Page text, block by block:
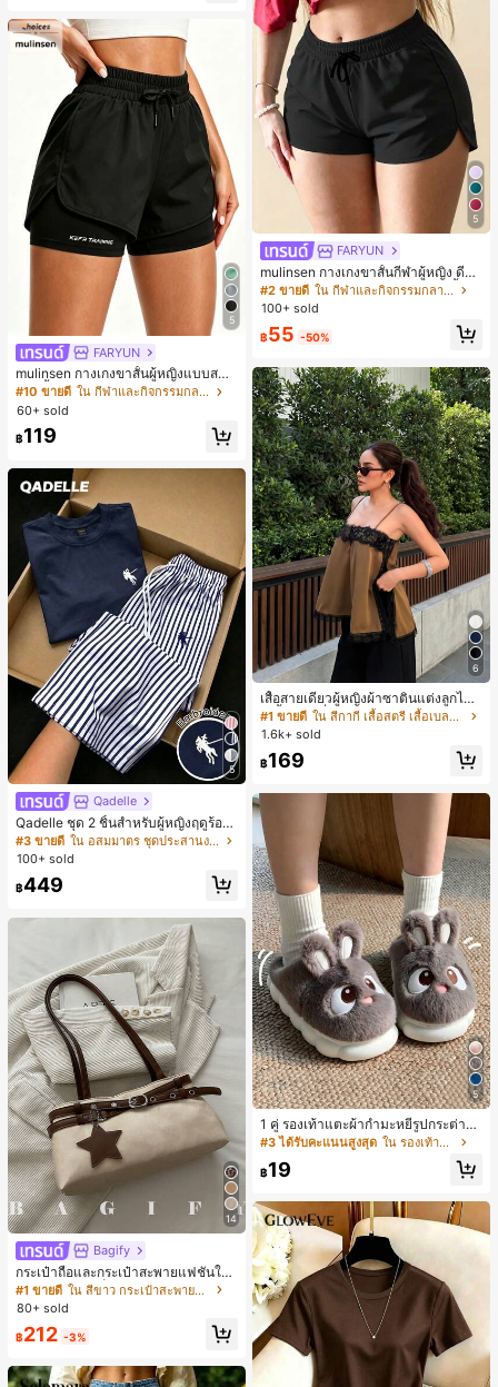
5
FARYUN
mulinsen กางเกงขาสั้นผู้หญิงแบบสบา
ยๆ สีพื้น หลวม อเนกประสงค์ กางเกงขา
สั้นกีฬา 2-In-1 สำหรับวิ่ง ฟิตเนส และก
ารฝึกซ้อมกีฬาในฤดูร้อน
#10 ขายดี
ใน กีฬาและกิจกรรมกลางแจ้ง
60+ sold
฿119
5
Qadelle
Qadelle ชุด 2 ชิ้นสำหรับผู้หญิงฤดูร้อน
แบบสบายๆ สำหรับใส่ทุกวัน, กางเกงขา
ยาวลายทางสีน้ำเงินเข้มและสีขาว, เสื้อ
#3 ขายดี
ใน อสมมาตร ชุดประสานงานสตรี
100+ sold
฿449
14
Bagify
กระเป๋าถือและกระเป๋าสะพายแฟชั่นให
ม่ ตกแต่งด้วยเข็มขัด เหมาะสำหรับงาน
ปาร์ตี้ การรวมตัว การออกไปข้างนอก ก
ประจำวัน สามารถเก็บเหรียญ โทรศัพท์
านออฟฟิศ นักศึกษามหาวิทยาลัย และ
พนักงานออฟฟิศ กระเป๋าผู้หญิงที่หรูหรา
#1 ขายดี
ใน สีขาว กระเป๋าสะพายผู้หญิง
80+ sold
฿212 -3%
5
FARYUN
mulinsen กางเกงขาสั้นกีฬาผู้หญิง ดีไซ
น์ปลายเปิด เอวยืดหยุ่น กางเกงขาสั้น
ลำลองกีฬาฤดูร้อน ความยาว 3/4
#2 ขายดี
ใน กีฬาและกิจกรรมกลางแจ้ง
100+ sold
฿55 -50%
6
เสื้อสายเดี่ยวผู้หญิงผ้าซาตินแต่งลูกไม้
- เสื้อสายเดี่ยวฤดูร้อนสีคากีมีรอยผ่าด้า
นข้างที่น่าดึงดูดแบบสบายๆ
#1 ขายดี
ใน สีกากี เสื้อสตรี เสื้อเบลาส์ & Tee
1.6k+ sold
฿169
5
1 คู่ รองเท้าแตะผ้ากำมะหยี่รูปกระต่าย
สำหรับผู้หญิง, อบอุ่นและสบาย, เหมาะ
สำหรับใส่ลำลองในฤดูใบไม้ร่วง/ฤดูหน
าว, รองเท้าบ้านผู้หญิงหรูหราใหม่, ส้นเ
รับฤดูหนาวที่อบอุ่น, รองเท้าแตะผ้ากำม
ะหยี่น่ารัก, ของขวัญปีใหม่/วันวาเลนไท
น์ในอุดมคติ, รองเท้าแตะคู่รัก, ของขวั
ญวันแม่, สวน, ของตกแต่งห้องครัว, ฤดู
ร้อน, ชายหาด, ของใช้จำเป็นสำหรับกา
รเดินทาง, ของตกแต่งห้อง, นุ่มนิ่ม, การ
สำเร็จการศึกษา, ชั้นวางรองเท้า, ประห
ยัดพื้นที่จัดเก็บ, กลางแจ้ง, สวน, พิธีสำเ
ร็จการศึกษา, พิธีจบการศึกษา, ยินดีด้ว
ยบัณฑิต, บัณฑิตที่สำเร็จการศึกษา, ผู้ก
ล่าวคำอำลา, เรียนจบ, งานเลี้ยงจบการ
#3 ได้รับคะแนนสูงสุด ใน รองเท้าแตะใส่ในบ้าน
฿19